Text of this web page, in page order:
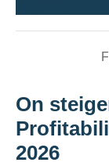
On
2026